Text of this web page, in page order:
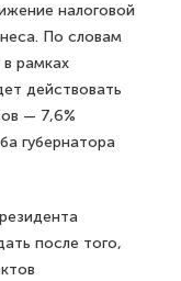
налоговой
По словам
рамках
действовать
— 7,6%
губернатора
после того,